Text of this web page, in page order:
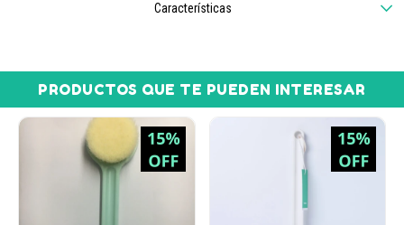
Características
PRODUCTOS QUE TE PUEDEN INTERESAR